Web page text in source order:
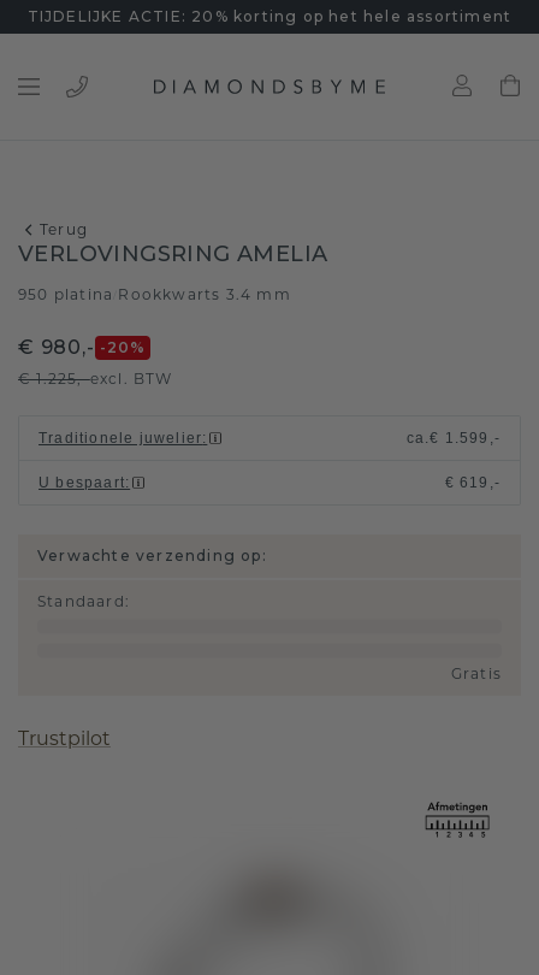
TIJDELIJKE ACTIE: 20% korting op het hele assortiment
Terug
VERLOVINGSRING AMELIA
950 platina Rookkwarts 3.4 mm
€ 980,- -20 %
€ 1.225,-excl. BTW
Traditionele juwelier: ca.€ 1.599,-
U bespaart: € 619,-
Verwachte verzending op:
Standaard :
Gratis
Trustpilot